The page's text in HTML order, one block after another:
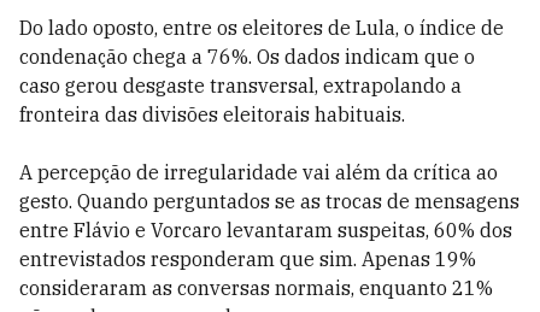
Do lado oposto, entre os eleitores de Lula, o índice de
condenação chega a 76%. Os dados indicam que o
caso gerou desgaste transversal, extrapolando a
fronteira das divisões eleitorais habituais.
A percepção de irregularidade vai além da crítica ao
gesto. Quando perguntados se as trocas de mensagens
entre Flávio e Vorcaro levantaram suspeitas, 60% dos
entrevistados responderam que sim. Apenas 19%
consideraram as conversas normais, enquanto 21%